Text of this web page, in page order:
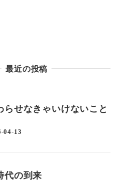
最近の投稿
らせなきゃいけないこと
04-13
代の到来